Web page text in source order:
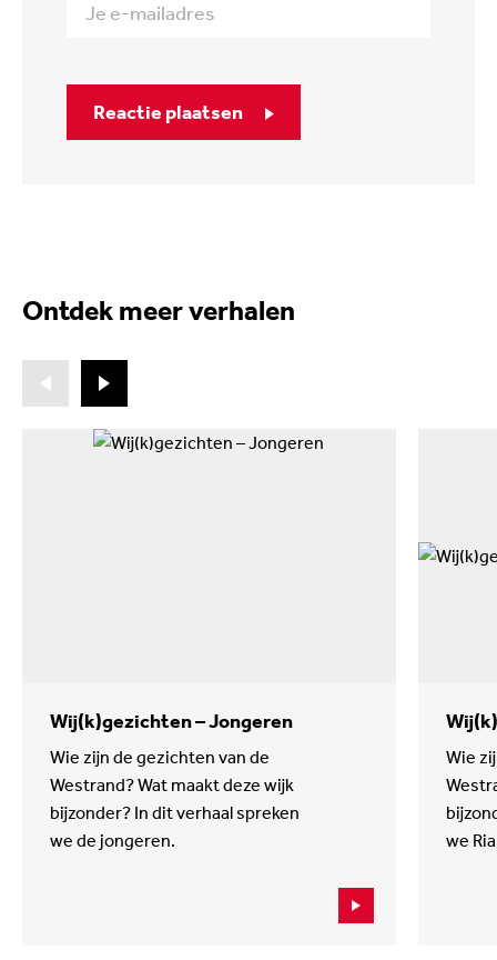
Reactie plaatsen
Ontdek meer verhalen
Wij(k)gezichten – Jongeren
Wie zijn de gezichten van de
Westrand? Wat maakt deze wijk
bijzonder? In dit verhaal spreken
we de jongeren.
Wie
we